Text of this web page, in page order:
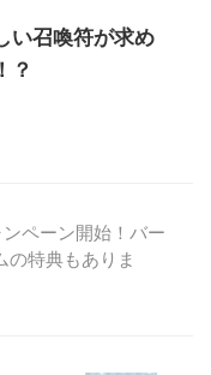
い召喚符が求め
？
ペーン開始！バー
の特典もありま